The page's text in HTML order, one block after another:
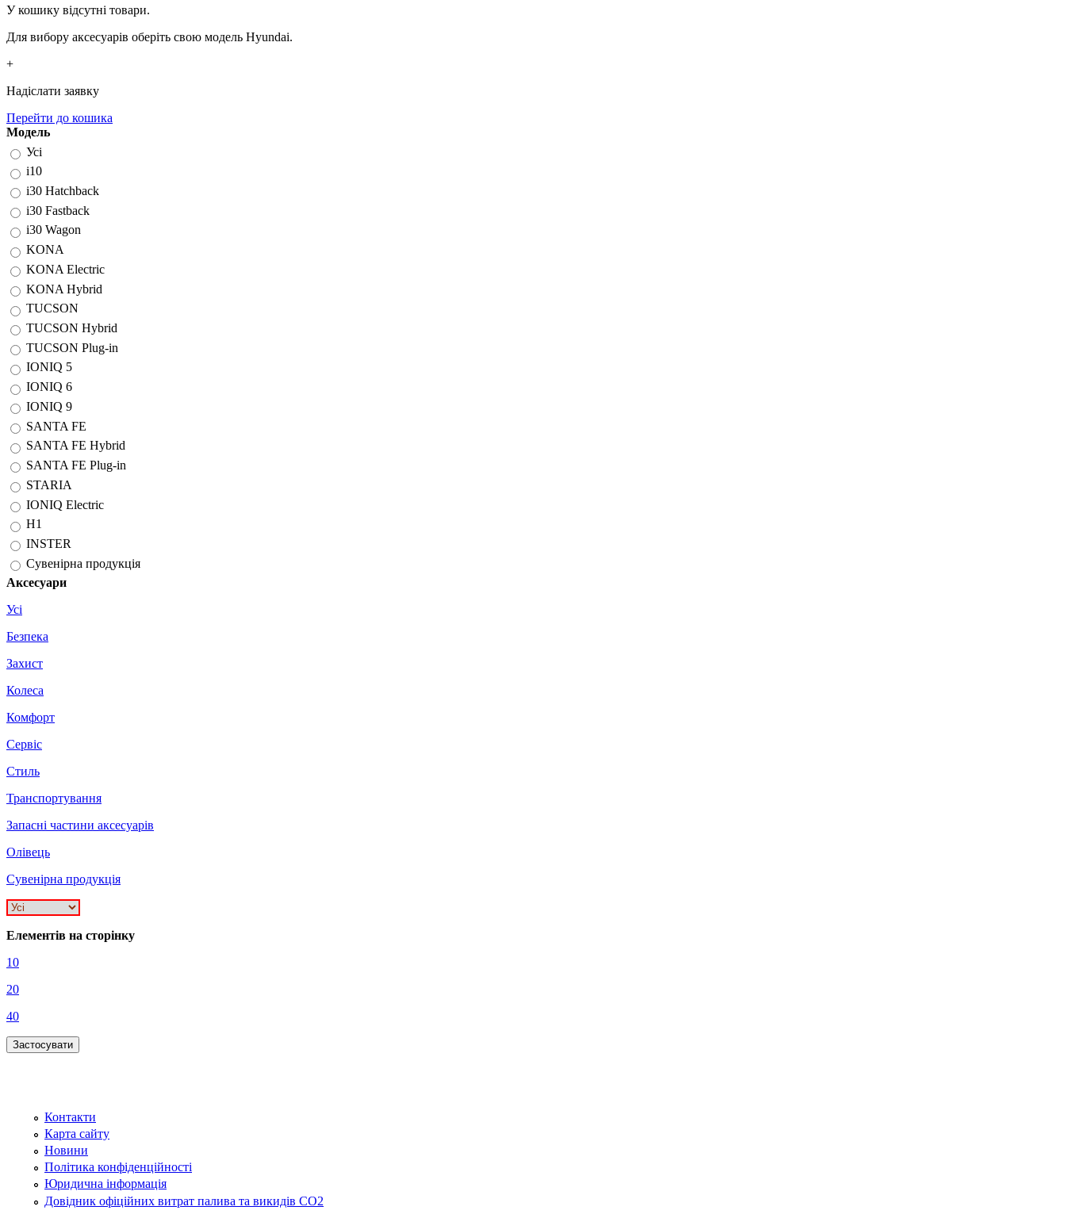
У кошику відсутні товари.
Для вибору аксесуарів оберіть свою модель Hyundai.
+
Надіслати заявку
Перейти до кошика
Модель
Усі
i10
i30 Hatchback
i30 Fastback
i30 Wagon
KONA
KONA Electric
KONA Hybrid
TUCSON
TUCSON Hybrid
TUCSON Plug-in
IONIQ 5
IONIQ 6
IONIQ 9
SANTA FE
SANTA FE Hybrid
SANTA FE Plug-in
STARIA
IONIQ Electric
H1
INSTER
Сувенірна продукція
Аксесуари
Усі
Безпека
Захист
Колеса
Комфорт
Сервіс
Стиль
Транспортування
Запасні частини аксесуарів
Олівець
Сувенірна продукція
Елементів на сторінку
10
20
40
Контакти
Карта сайту
Новини
Політика конфіденційності
Юридична інформація
Довідник офіційних витрат палива та викидів СО2